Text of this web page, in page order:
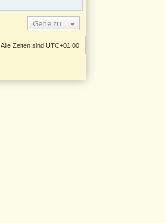
Gehe zu
Alle Zeiten sind UTC+01:00